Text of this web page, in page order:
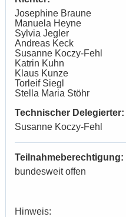
Josephine Braune
Manuela Heyne
Sylvia Jegler
Andreas Keck
Susanne Koczy-Fehl
Katrin Kuhn
Klaus Kunze
Torleif Siegl
Stella Maria Stöhr
Technischer Delegierter:
Susanne Koczy-Fehl
Teilnahmeberechtigung:
bundesweit offen
Hinweis: